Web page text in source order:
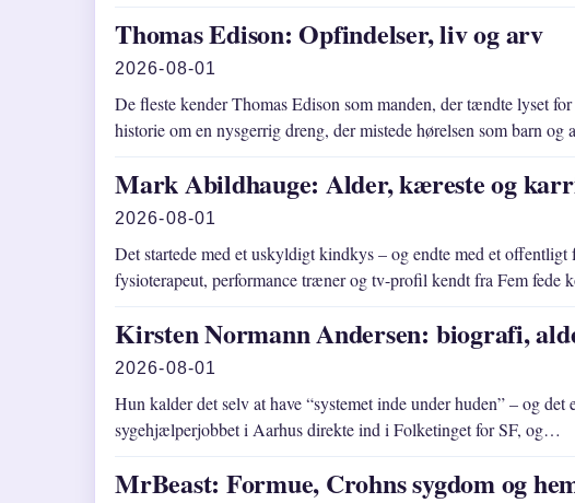
Thomas Edison: Opfindelser, liv og arv
2026-08-01
De fleste kender Thomas Edison som manden, der tændte lyset
historie om en nysgerrig dreng, der mistede hørelsen som barn
Mark Abildhauge: Alder, kæreste og
2026-08-01
Det startede med et uskyldigt kindkys – og endte med et
fysioterapeut, performance træner og tv-profil kendt fra Fem fede
Kirsten Normann Andersen: biografi,
2026-08-01
Hun kalder det selv at have “systemet inde under huden” – og
sygehjælperjobbet i Aarhus direkte ind i Folketinget for SF, og…
MrBeast: Formue, Crohns sygdom og